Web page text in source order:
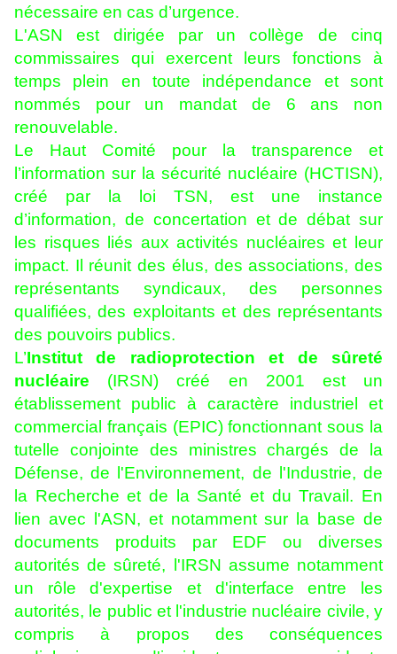
nécessaire en cas d’urgence.
L'ASN est dirigée par un collège de cinq
commissaires qui exercent leurs fonctions à
temps plein en toute indépendance et sont
nommés pour un mandat de 6 ans non
renouvelable.
Le Haut Comité pour la transparence et
l’information sur la sécurité nucléaire (HCTISN),
créé par la loi TSN, est une instance
d’information, de concertation et de débat sur
les risques liés aux activités nucléaires et leur
impact. Il réunit des élus, des associations, des
représentants syndicaux, des personnes
qualifiées, des exploitants et des représentants
des pouvoirs publics.
L’Institut de radioprotection et de sûreté
nucléaire (IRSN) créé en 2001 est un
établissement public à caractère industriel et
commercial français (EPIC) fonctionnant sous la
tutelle conjointe des ministres chargés de la
Défense, de l'Environnement, de l'Industrie, de
la Recherche et de la Santé et du Travail. En
lien avec l'ASN, et notamment sur la base de
documents produits par EDF ou diverses
autorités de sûreté, l'IRSN assume notamment
un rôle d'expertise et d'interface entre les
autorités, le public et l'industrie nucléaire civile, y
compris à propos des conséquences